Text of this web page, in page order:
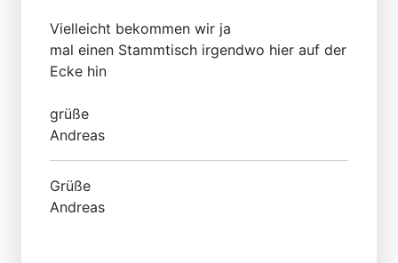
Vielleicht bekommen wir ja
mal einen Stammtisch irgendwo hier auf der
Ecke hin
grüße
Andreas
Grüße
Andreas